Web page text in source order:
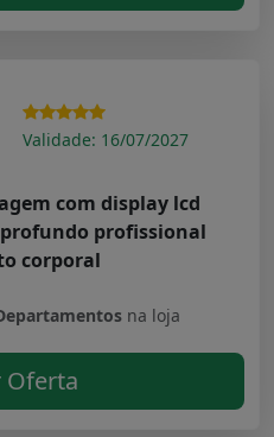
Validade: 16/07/2027
com display lcd
profissional
corporal
na loja
Oferta